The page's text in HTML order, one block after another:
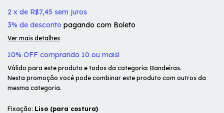
2 x de R$7,45 sem juros
3% de desconto pagando com Boleto
Ver mais detalhes
10% OFF comprando 10 ou mais!
Válido para este produto e todos da categoria: Bandeiras.
Nesta promoção você pode combinar este produto com outros da
mesma categoria.
Fixação: Liso (para costura)